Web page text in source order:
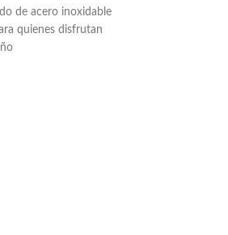
de acero inoxidable
quienes disfrutan